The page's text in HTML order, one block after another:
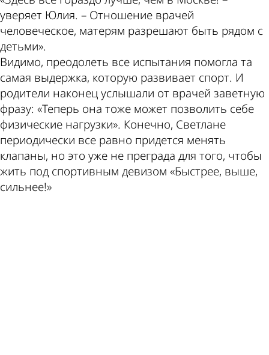
уверяет Юлия. – Отношение врачей
человеческое, матерям разрешают быть рядом с
детьми».
Видимо, преодолеть все испытания помогла та
самая выдержка, которую развивает спорт. И
родители наконец услышали от врачей заветную
фразу: «Теперь она тоже может позволить себе
физические нагрузки». Конечно, Светлане
периодически все равно придется менять
клапаны, но это уже не преграда для того, чтобы
жить под спортивным девизом «Быстрее, выше,
сильнее!»